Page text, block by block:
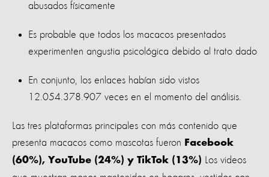
abusados ​​físicamente
Es probable que todos los macacos presentados
experimenten angustia psicológica debido al trato dado
En conjunto, los enlaces habían sido vistos
12.054.378.907 veces en el momento del análisis.
Las tres plataformas principales con más contenido que
presenta macacos como mascotas fueron Facebook
(60%), YouTube (24%) y TikTok (13%) Los videos